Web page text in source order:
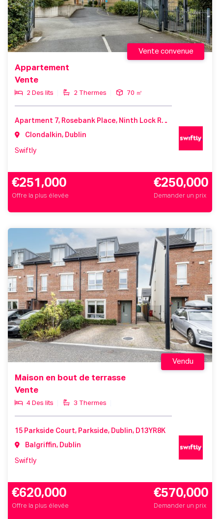
Appartement
Vente
2 Des lits 2 Thermes 70 ㎡
Vente convenue
Apartment 7, Rosebank Place, Ninth Lock Road, Clondalkin, D22V967
Clondalkin, Dublin
Swiftly
€251,000
Offre la plus élevée
€250,000
Demander un prix
Maison en bout de terrasse
Vente
4 Des lits 3 Thermes
Vendu
15 Parkside Court, Parkside, Dublin, D13YR8K
Balgriffin, Dublin
Swiftly
€620,000
Offre la plus élevée
€570,000
Demander un prix